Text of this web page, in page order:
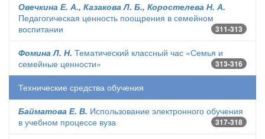
Овечкина Е. А., Казакова Л. Б., Коростелева Н. А.
Педагогическая ценность поощрения в семейном
воспитании
311-313
Фомина Л. Н. Тематический классный час «Семья и
семейные ценности»
313-316
Технические средства обучения
Байматова Е. В. Использование электронного обучения
в учебном процессе вуза
317-318